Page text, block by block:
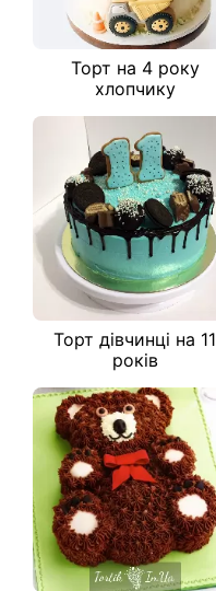
Торт на 4 року
хлопчику
Торт дівчинці на 11
років